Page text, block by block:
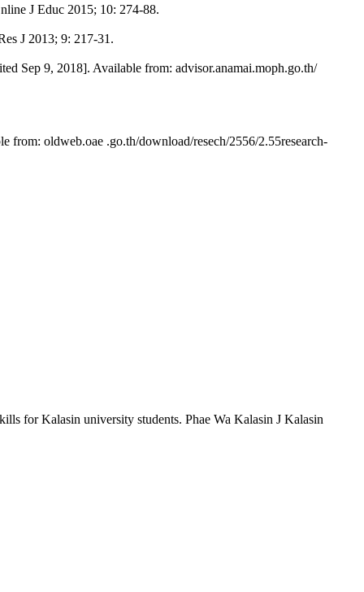
J Educ 2015; 10: 274-88.
J 2013; 9: 217-31.
Sep 9, 2018]. Available from: advisor.anamai.moph.go.th/
oldweb.oae .go.th/download/resech/2556/2.55research-
for Kalasin university students. Phae Wa Kalasin J Kalasin